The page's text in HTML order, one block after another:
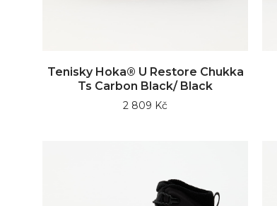
Tenisky Hoka® U Restore Chukka
Ts Carbon Black/ Black
2 809 Kč